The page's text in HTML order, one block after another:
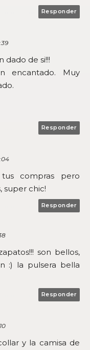
Responder
dado de si!!!
encantado. Muy
Responder
compras pero
super chic!
Responder
son bellos,
:) la pulsera bella
Responder
y la camisa de